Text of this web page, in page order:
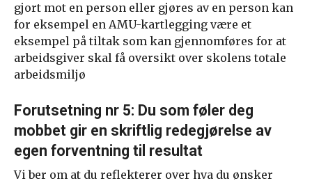
gjort mot en person eller gjøres av en person kan
for eksempel en AMU-kartlegging være et
eksempel på tiltak som kan gjennomføres for at
arbeidsgiver skal få oversikt over skolens totale
arbeidsmiljø
Forutsetning nr 5: Du som føler deg
mobbet gir en skriftlig redegjørelse av
egen forventning til resultat
Vi ber om at du reflekterer over hva du ønsker